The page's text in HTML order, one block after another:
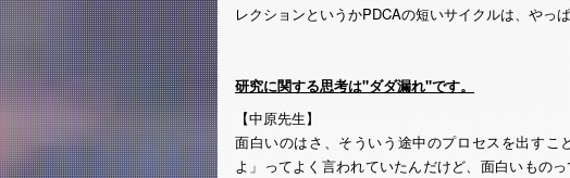
レクションというかPDCAの短いサイクルは、やっ
研究に関する思考は"ダダ漏れ"です。
【中原先生】
面白いのはさ、そういう途中のプロセスを出す
よ」ってよく言われていたんだけど、面白いもの